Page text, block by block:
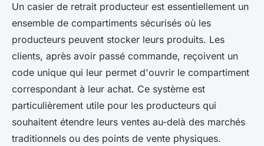
Un casier de retrait producteur est essentiellement un
ensemble de compartiments sécurisés où les
producteurs peuvent stocker leurs produits. Les
clients, après avoir passé commande, reçoivent un
code unique qui leur permet d'ouvrir le compartiment
correspondant à leur achat. Ce système est
particulièrement utile pour les producteurs qui
souhaitent étendre leurs ventes au-delà des marchés
traditionnels ou des points de vente physiques.